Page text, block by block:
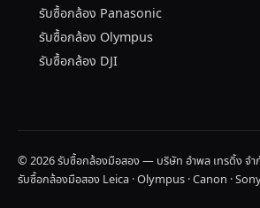
รับซื้อกล้อง Panasonic
รับซื้อกล้อง Olympus
รับซื้อกล้อง DJI
© 2026 รับซื้อกล้องมือสอง — บริษัท อำพล เทรดิ้ง จำ
รับซื้อกล้องมือสอง Leica · Olympus · Canon ·